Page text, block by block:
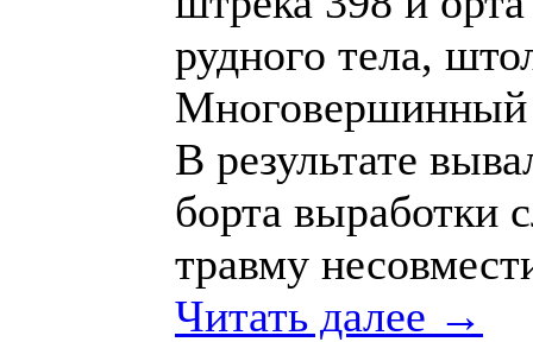
рудного тела,
В результате
борта выработки
травму
Читать далее →